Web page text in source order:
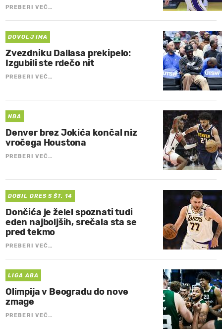
PREBERI VEČ…
DOVOLJ IMA
Zvezdniku Dallasa prekipelo:
Izgubili ste rdečo nit
PREBERI VEČ…
NBA
Denver brez Jokića končal niz
vročega Houstona
PREBERI VEČ…
DOBIL DRES S ŠT. 14
Dončića je želel spoznati tudi
eden najboljših, srečala sta se
pred tekmo
PREBERI VEČ…
LIGA ABA
Olimpija v Beogradu do nove
zmage
PREBERI VEČ…